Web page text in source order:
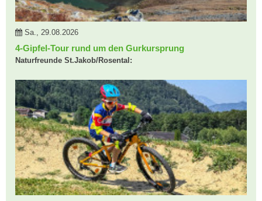
Sa., 29.08.2026
4-Gipfel-Tour rund um den Gurkursprung
Naturfreunde St.Jakob/Rosental: